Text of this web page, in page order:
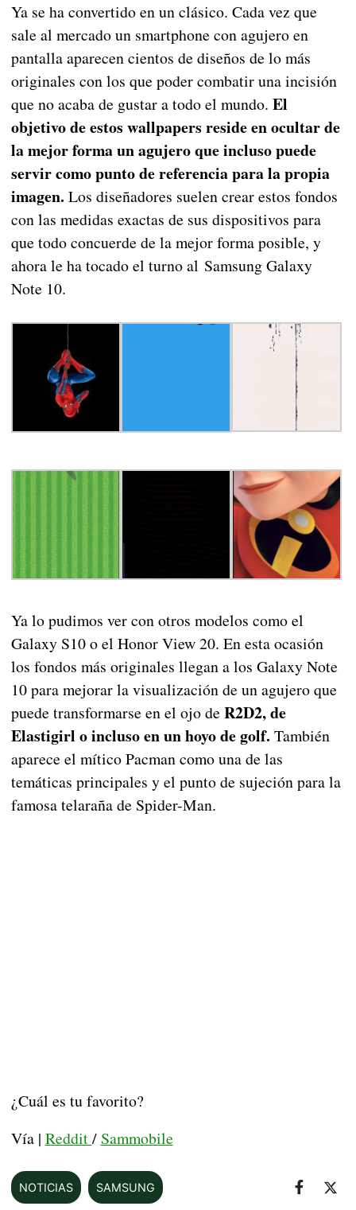
Ya se ha convertido en un clásico. Cada vez que
sale al mercado un smartphone con agujero en
pantalla aparecen cientos de diseños de lo más
originales con los que poder combatir una incisión
que no acaba de gustar a todo el mundo. El
objetivo de estos wallpapers reside en ocultar de
la mejor forma un agujero que incluso puede
servir como punto de referencia para la propia
imagen. Los diseñadores suelen crear estos fondos
con las medidas exactas de sus dispositivos para
que todo concuerde de la mejor forma posible, y
ahora le ha tocado el turno al Samsung Galaxy
Note 10.
Ya lo pudimos ver con otros modelos como el
Galaxy S10 o el Honor View 20. En esta ocasión
los fondos más originales llegan a los Galaxy Note
10 para mejorar la visualización de un agujero que
puede transformarse en el ojo de R2D2, de
Elastigirl o incluso en un hoyo de golf. También
aparece el mítico Pacman como una de las
temáticas principales y el punto de sujeción para la
famosa telaraña de Spider-Man.
¿Cuál es tu favorito?
Vía | Reddit/ Sammobile
NOTICIAS SAMSUNG